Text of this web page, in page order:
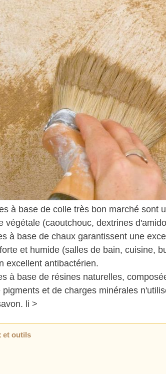
à base de colle très bon marché sont
végétale (caoutchouc, dextrines
à base de chaux garantissent une
et humide (salles de bain, cuisine,
excellent antibactérien.
à base de résines naturelles,
pigments et de charges minérales
li >
et outils